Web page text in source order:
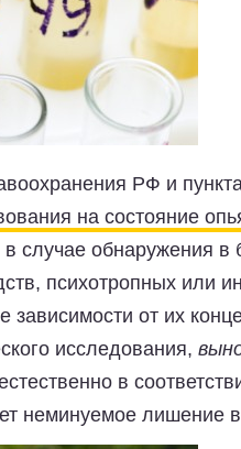
РФ и
на состояние
в случае обнаружения в
психотропных или
от их
исследования,
в
неминуемое лишение